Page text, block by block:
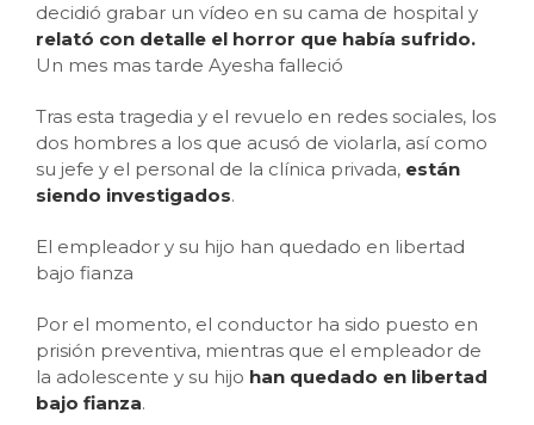
decidió grabar un vídeo en su cama de hospital y
relató con detalle el horror que había sufrido.
Un mes mas tarde Ayesha falleció
Tras esta tragedia y el revuelo en redes sociales, los
dos hombres a los que acusó de violarla, así como
su jefe y el personal de la clínica privada, están
siendo investigados.
El empleador y su hijo han quedado en libertad
bajo fianza
Por el momento, el conductor ha sido puesto en
prisión preventiva, mientras que el empleador de
la adolescente y su hijo han quedado en libertad
bajo fianza.